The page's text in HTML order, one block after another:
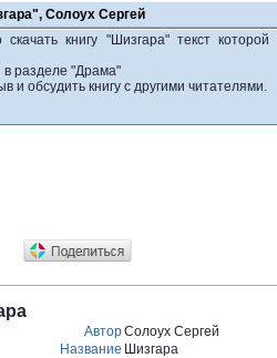
Солоух Сергей
книгу "Шизгара" текст
в разделе "Драма"
и обсудить книгу с другими читателями.
АвторСолоух Сергей
Название Шизгара